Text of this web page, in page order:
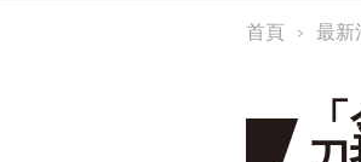
首頁 最新